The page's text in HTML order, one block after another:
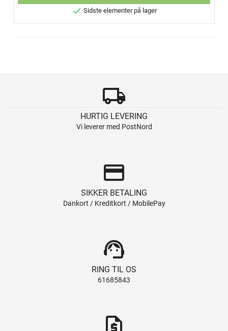
 Sidste elementer på lager
local_shipping
HURTIG LEVERING
Vi leverer med PostNord
credit_card
SIKKER BETALING
Dankort / Kreditkort / MobilePay
support_agent
RING TIL OS
61685843
request_quote